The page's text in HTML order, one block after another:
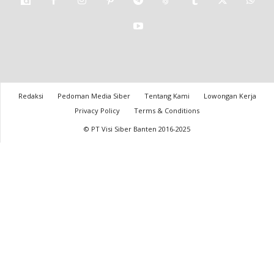
Redaksi Pedoman Media Siber Tentang Kami
Lowongan Kerja
Privacy Policy
Terms & Conditions
© PT Visi Siber Banten 2016-2025